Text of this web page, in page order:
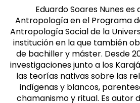
Masculino
Eduardo Soares Nunes
Antropología en el Programa
Antropología Social de la
institución en la que también
de bachiller y máster. Desde
investigaciones junto a los
las teorías nativas sobre las
indígenas y blancos,
chamanismo y ritual. Es autor